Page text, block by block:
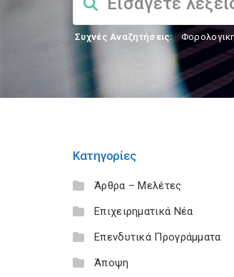
Συχνές Αναζητήσεις:
Κατηγορίες
Άρθρα – Μελέτες
Επιχειρηματικά Νέα
Επενδυτικά Προγράμματα
Άποψη